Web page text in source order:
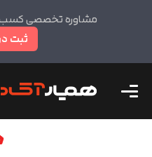
مشاوره تخصصی
ثبت